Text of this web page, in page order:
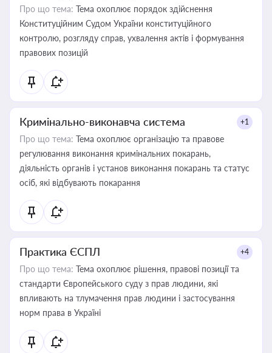
Про що тема: Тема охоплює порядок здійснення
Конституційним Судом України конституційного
контролю, розгляду справ, ухвалення актів і формування
правових позицій
Кримінально-виконавча система +1
Про що тема: Тема охоплює організацію та правове
регулювання виконання кримінальних покарань,
діяльність органів і установ виконання покарань та статус
осіб, які відбувають покарання
Практика ЄСПЛ +4
Про що тема: Тема охоплює рішення, правові позиції та
стандарти Європейського суду з прав людини, які
впливають на тлумачення прав людини і застосування
норм права в Україні